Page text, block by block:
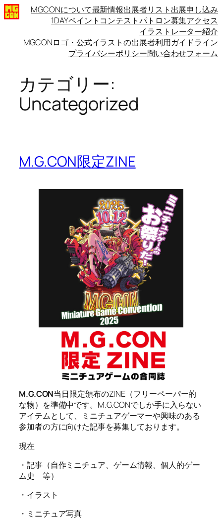
内
容
MGCONについて最新情報出展者リスト 出展申し込み
1DAYペイントコンテストパトロン募集アクセス
イラストレーター紹介
MGCONロゴ・公式イラストの出展者利用ガイドライン
プライバシーポリシー問い合わせフォーム
カテゴリー:
Uncategorized
M.G.CON限定ZINE
M.G.CON当日限定頒布のZINE（フリーペーパー的
な物）を準備中です。M.G.CONでしか手に入らない
アイテムとして、ミニチュアゲーマーや興味のある
参加者の方に向けた記事を募集しております。
現在
・記事（自作ミニチュア、ゲーム情報、個人的ゲー
ム史 等）
・イラスト
・ミニチュア写真